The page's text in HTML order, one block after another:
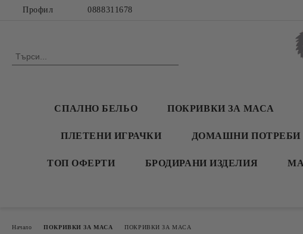
Профил 0888311678
СПАЛНО БЕЛЬО ПОКРИВКИ ЗА МАСА
ПЛЕТЕНИ ИГРАЧКИ ДОМАШНИ ПОТРЕБИ
ТОП ОФЕРТИ БРОДИРАНИ ИЗДЕЛИЯ
Начало ПОКРИВКИ ЗА МАСА ПОКРИВКИ ЗА МАСА